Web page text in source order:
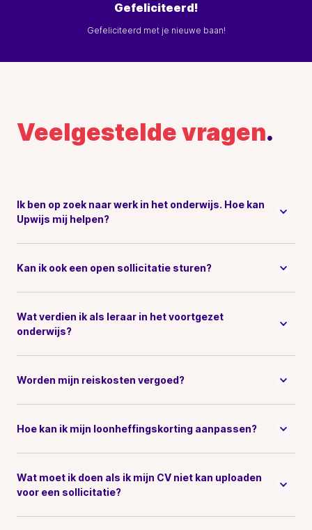
Gefeliciteerd!
Gefeliciteerd met je nieuwe baan!
Veelgestelde vragen.
Ik ben op zoek naar werk in het onderwijs. Hoe kan
Upwijs mij helpen?
Kan ik ook een open sollicitatie sturen?
Wat verdien ik als leraar in het voortgezet
onderwijs?
Worden mijn reiskosten vergoed?
Hoe kan ik mijn loonheffingskorting aanpassen?
Wat moet ik doen als ik mijn CV niet kan uploaden
voor een sollicitatie?